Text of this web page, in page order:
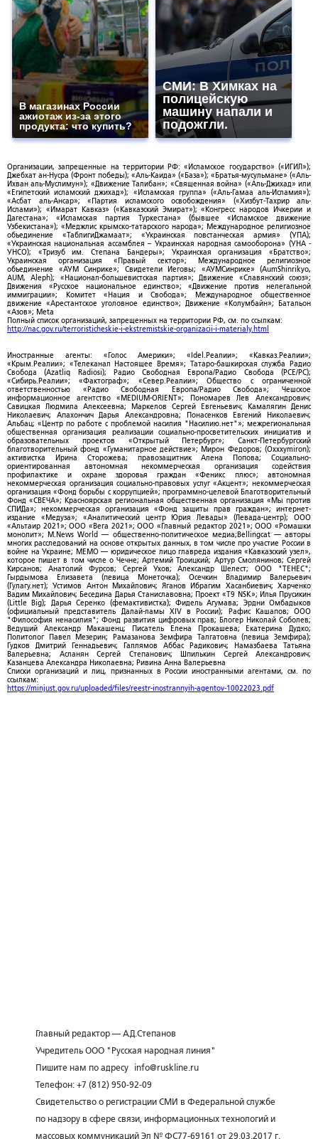
В магазинах России
ажиотаж из-за этого
продукта: что купить?
СМИ: В Химках на
полицейскую
машину напали и
подожгли.
Организации, запрещенные на территории РФ: «Исламское государство» («ИГИЛ»);
Джебхат ан-Нусра (Фронт победы); «Аль-Каида» («База»); «Братья-мусульмане» («Аль-
Ихван аль-Муслимун»); «Движение Талибан»; «Священная война» («Аль-Джихад» или
«Египетский исламский джихад»); «Исламская группа» («Аль-Гамаа аль-Исламия»);
«Асбат аль-Ансар»; «Партия исламского освобождения» («Хизбут-Тахрир аль-
Ислами»); «Имарат Кавказ» («Кавказский Эмират»); «Конгресс народов Ичкерии и
Дагестана»; «Исламская партия Туркестана» (бывшее «Исламское движение
Узбекистана»); «Меджлис крымско-татарского народа»; Международное религиозное
объединение «ТаблигиДжамаат»; «Украинская повстанческая армия» (УПА);
«Украинская национальная ассамблея – Украинская народная самооборона» (УНА -
УНСО); «Тризуб им. Степана Бандеры»; Украинская организация «Братство»;
Украинская организация «Правый сектор»; Международное религиозное
объединение «АУМ Синрике»; Свидетели Иеговы; «АУМСинрике» (AumShinrikyo,
AUM, Aleph); «Национал-большевистская партия»; Движение «Славянский союз»;
Движения «Русское национальное единство»; «Движение против нелегальной
иммиграции»; Комитет «Нация и Свобода»; Международное общественное
движение «Арестантское уголовное единство»; Движение «Колумбайн»; Батальон
«Азов»; Meta
Полный список организаций, запрещенных на территории РФ, см. по ссылкам:
http://nac.gov.ru/terroristicheskie-i-ekstremistskie-organizacii-i-materialy.html
Иностранные агенты: «Голос Америки»; «Idel.Реалии»; «Кавказ.Реалии»;
«Крым.Реалии»; «Телеканал Настоящее Время»; Татаро-башкирская служба Радио
Свобода (Azatliq Radiosi); Радио Свободная Европа/Радио Свобода (PCE/PC);
«Сибирь.Реалии»; «Фактограф»; «Север.Реалии»; Общество с ограниченной
ответственностью «Радио Свободная Европа/Радио Свобода»; Чешское
информационное агентство «MEDIUM-ORIENT»; Пономарев Лев Александрович;
Савицкая Людмила Алексеевна; Маркелов Сергей Евгеньевич; Камалягин Денис
Николаевич; Апахончич Дарья Александровна; Понасенков Евгений Николаевич;
Альбац; «Центр по работе с проблемой насилия "Насилию.нет"»; межрегиональная
общественная организация реализации социально-просветительских инициатив и
образовательных проектов «Открытый Петербург»; Санкт-Петербургский
благотворительный фонд «Гуманитарное действие»; Мирон Федоров; (Oxxxymiron);
активистка Ирина Сторожева; правозащитник Алена Попова; Социально-
ориентированная автономная некоммерческая организация содействия
профилактике и охране здоровья граждан «Феникс плюс»; автономная
некоммерческая организация социально-правовых услуг «Акцент»; некоммерческая
организация «Фонд борьбы с коррупцией»; программно-целевой Благотворительный
Фонд «СВЕЧА»; Красноярская региональная общественная организация «Мы против
СПИДа»; некоммерческая организация «Фонд защиты прав граждан»; интернет-
издание «Медуза»; «Аналитический центр Юрия Левады» (Левада-центр); ООО
«Альтаир 2021»; ООО «Вега 2021»; ООО «Главный редактор 2021»; ООО «Ромашки
монолит»; M.News World — общественно-политическое медиа;Bellingcat — авторы
многих расследований на основе открытых данных, в том числе про участие России в
войне на Украине; МЕМО — юридическое лицо главреда издания «Кавказский узел»,
которое пишет в том числе о Чечне; Артемий Троицкий; Артур Смолянинов; Сергей
Кирсанов; Анатолий Фурсов; Сергей Ухов; Александр Шелест; ООО "ТЕНЕС";
Гырдымова Елизавета (певица Монеточка); Осечкин Владимир Валерьевич
(Гулагу.нет); Устимов Антон Михайлович; Яганов Ибрагим Хасанбиевич; Харченко
Вадим Михайлович; Беседина Дарья Станиславовна; Проект «T9 NSK»; Илья Прусикин
(Little Big); Дарья Серенко (фемактивистка); Фидель Агумава; Эрдни Омбадыков
(официальный представитель Далай-ламы XIV в России); Рафис Кашапов; ООО
"Философия ненасилия"; Фонд развития цифровых прав; Блогер Николай Соболев;
Ведущий Александр Макашенц; Писатель Елена Прокашева; Екатерина Дудко;
Политолог Павел Мезерин; Рамазанова Земфира Талгатовна (певица Земфира);
Гудков Дмитрий Геннадьевич; Галлямов Аббас Радикович; Намазбаева Татьяна
Валерьевна; Асланян Сергей Степанович; Шпилькин Сергей Александрович;
Казанцева Александра Николаевна; Ривина Анна Валерьевна
Списки организаций и лиц, признанных в России иностранными агентами, см. по
ссылкам:
https://minjust.gov.ru/uploaded/files/reestr-inostrannyih-agentov-10022023.pdf
Главный редактор — А.Д.Степанов
Учредитель ООО "Русская народная линия"
Пишите нам по адресу
info@ruskline.ru
Телефон: +7 (812) 950-92-09
Свидетельство о регистрации СМИ в Федеральной службе
по надзору в сфере связи, информационных технологий и
массовых коммуникаций Эл № ФС77-69161 от 29.03.2017 г.